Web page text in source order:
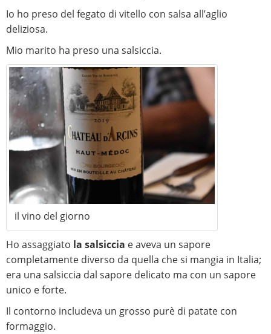
Io ho preso del fegato di vitello con salsa all’aglio
deliziosa.
Mio marito ha preso una salsiccia.
il vino del giorno
Ho assaggiato la salsiccia e aveva un sapore
completamente diverso da quella che si mangia in Italia;
era una salsiccia dal sapore delicato ma con un sapore
unico e forte.
Il contorno includeva un grosso purè di patate con
formaggio.